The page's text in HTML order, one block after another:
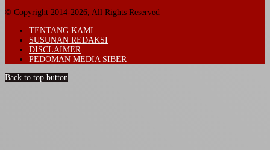
© Copyright 2014-2026, All Rights Reserved
TENTANG KAMI
SUSUNAN REDAKSI
DISCLAIMER
PEDOMAN MEDIA SIBER
Back to top button